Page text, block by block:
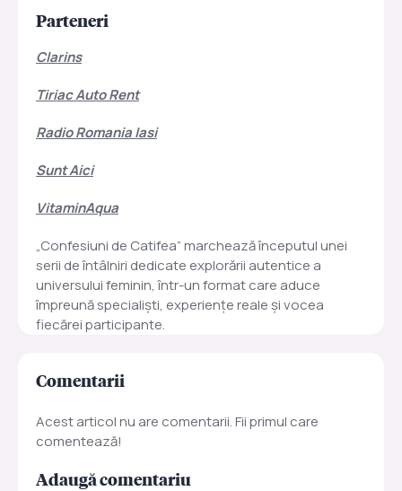
Parteneri
Clarins
Tiriac Auto Rent
Radio Romania Iasi
Sunt Aici
VitaminAqua
„Confesiuni de Catifea” marchează începutul unei
serii de întâlniri dedicate explorării autentice a
universului feminin, într-un format care aduce
împreună specialiști, experiențe reale și vocea
fiecărei participante.
Comentarii
Acest articol nu are comentarii. Fii primul care
comentează!
Adaugă comentariu